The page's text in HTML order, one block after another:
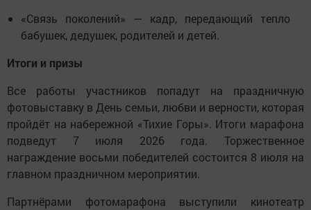
«Связь поколений» — кадр, передающий тепло
бабушек, дедушек, родителей и детей.
Итоги и призы
Все работы участников попадут на праздничную
фотовыставку в День семьи, любви и верности, которая
пройдёт на набережной «Тихие Горы». Итоги марафона
подведут 7 июля 2026 года. Торжественное
награждение восьми победителей состоится 8 июля на
главном праздничном мероприятии.
Партнёрами фотомарафона выступили кинотеатр